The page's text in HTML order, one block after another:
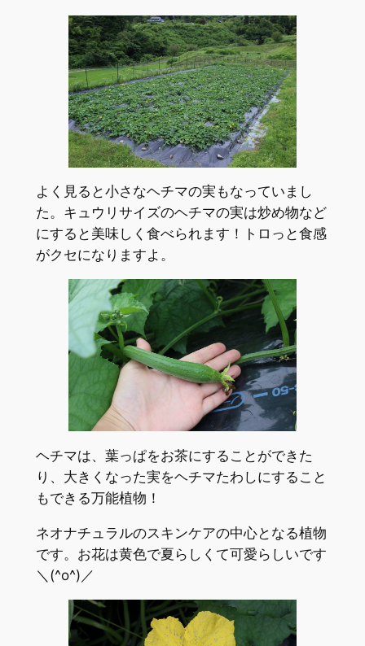
よく見ると小さなヘチマの実もなっていまし
た。キュウリサイズのヘチマの実は炒め物など
にすると美味しく食べられます！トロっと食感
がクセになりますよ。
ヘチマは、葉っぱをお茶にすることができた
り、大きくなった実をヘチマたわしにすること
もできる万能植物！
ネオナチュラルのスキンケアの中心となる植物
です。お花は黄色で夏らしくて可愛らしいです
＼(^o^)／